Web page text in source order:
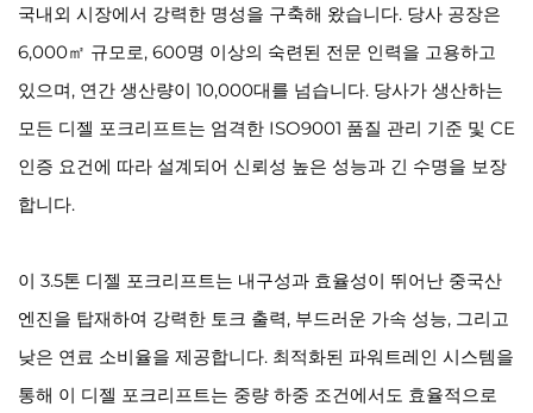
국내외 시장에서 강력한 명성을 구축해 왔습니다. 당사 공장은
6,000㎡ 규모로, 600명 이상의 숙련된 전문 인력을 고용하고
있으며, 연간 생산량이 10,000대를 넘습니다. 당사가 생산하는
모든 디젤 포크리프트는 엄격한 ISO9001 품질 관리 기준 및 CE
인증 요건에 따라 설계되어 신뢰성 높은 성능과 긴 수명을 보장
합니다.
이 3.5톤 디젤 포크리프트는 내구성과 효율성이 뛰어난 중국산
엔진을 탑재하여 강력한 토크 출력, 부드러운 가속 성능, 그리고
낮은 연료 소비율을 제공합니다. 최적화된 파워트레인 시스템을
통해 이 디젤 포크리프트는 중량 하중 조건에서도 효율적으로